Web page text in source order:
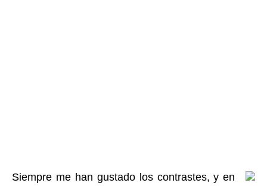
Siempre me han gustado los contrastes, y en